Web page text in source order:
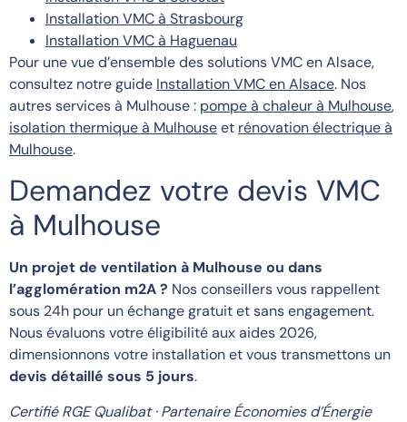
Installation VMC à Strasbourg
Installation VMC à Haguenau
Pour une vue d’ensemble des solutions VMC en Alsace,
consultez notre guide Installation VMC en Alsace. Nos
autres services à Mulhouse : pompe à chaleur à Mulhouse,
isolation thermique à Mulhouseet rénovation électrique à
Mulhouse.
Demandez votre devis VMC
à Mulhouse
Un projet de ventilation à Mulhouse ou dans
l’agglomération m2A ? Nos conseillers vous rappellent
sous 24h pour un échange gratuit et sans engagement.
Nous évaluons votre éligibilité aux aides 2026,
dimensionnons votre installation et vous transmettons un
devis détaillé sous 5 jours.
Certifié RGE Qualibat · Partenaire Économies d’Énergie